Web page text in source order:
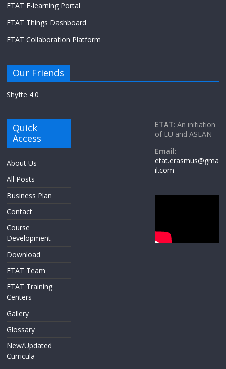
ETAT E-learning Portal
ETAT Things Dashboard
ETAT Collaboration Platform
Our Friends
Shyfte 4.0
Quick
Access
About Us
All Posts
Business Plan
Contact
Course
Development
Download
ETAT Team
ETAT Training
Centers
Gallery
Glossary
New/Updated
Curricula
ETAT: An initiation
of EU and ASEAN
Email:
etat.erasmus@gma
il.com